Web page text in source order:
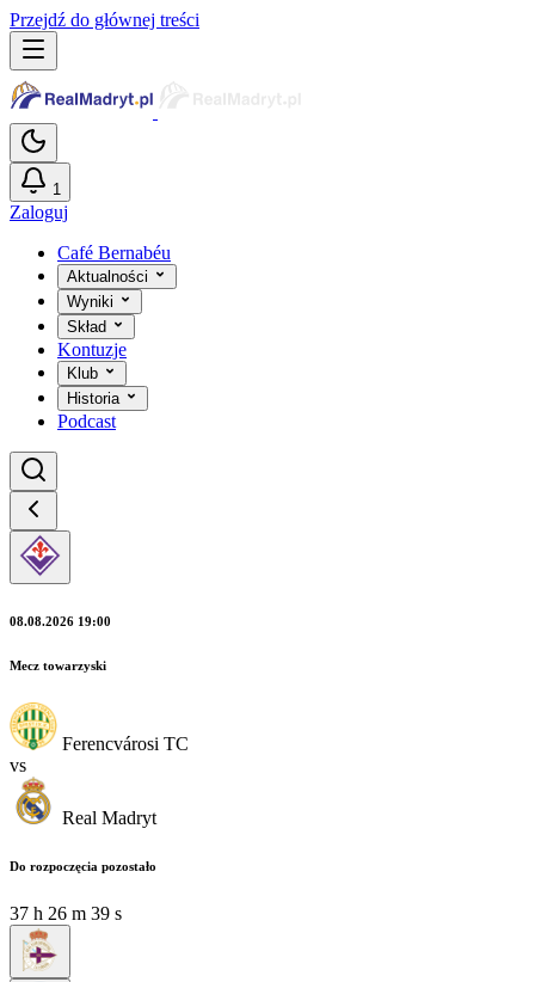
Przejdź do głównej treści
1
Zaloguj
Café Bernabéu
Aktualności
Wyniki
Skład
Kontuzje
Klub
Historia
Podcast
08.08.2026 19:00
Mecz towarzyski
Ferencvárosi TC
vs
Real Madryt
Do rozpoczęcia pozostało
37 h 26 m 37 s